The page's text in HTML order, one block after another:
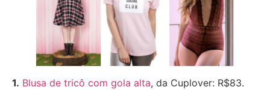
1. Blusa de tricô com gola alta, da Cuplover: R$83.